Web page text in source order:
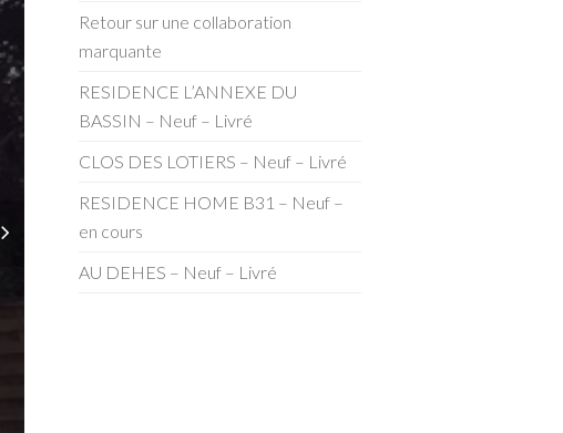
Retour sur une collaboration
marquante
RESIDENCE L’ANNEXE DU
BASSIN – Neuf – Livré
CLOS DES LOTIERS – Neuf – Livré
RESIDENCE HOME B31 – Neuf –
en cours
AU DEHES – Neuf – Livré